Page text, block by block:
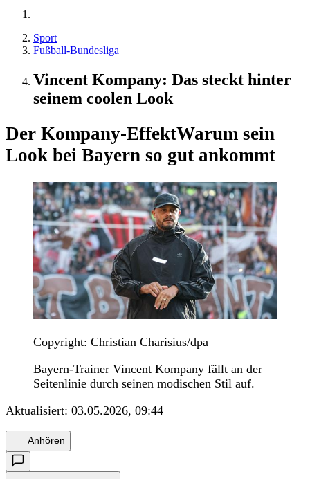
Sport
Fußball-Bundesliga
Vincent Kompany: Das steckt hinter
seinem coolen Look
Der Kompany-EffektWarum sein
Look bei Bayern so gut ankommt
Copyright: Christian Charisius/dpa
Bayern-Trainer Vincent Kompany fällt an der
Seitenlinie durch seinen modischen Stil auf.
Aktualisiert: 03.05.2026, 09:44
Anhören